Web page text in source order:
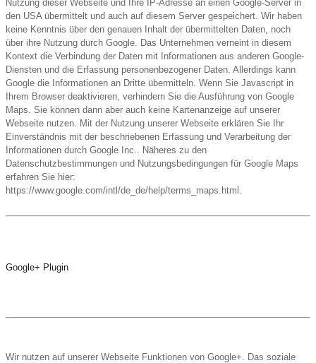
Nutzung dieser Webseite und Ihre IP-Adresse an einen Google-Server in
den USA übermittelt und auch auf diesem Server gespeichert. Wir haben
keine Kenntnis über den genauen Inhalt der übermittelten Daten, noch
über ihre Nutzung durch Google. Das Unternehmen verneint in diesem
Kontext die Verbindung der Daten mit Informationen aus anderen Google-
Diensten und die Erfassung personenbezogener Daten. Allerdings kann
Google die Informationen an Dritte übermitteln. Wenn Sie Javascript in
Ihrem Browser deaktivieren, verhindern Sie die Ausführung von Google
Maps. Sie können dann aber auch keine Kartenanzeige auf unserer
Webseite nutzen. Mit der Nutzung unserer Webseite erklären Sie Ihr
Einverständnis mit der beschriebenen Erfassung und Verarbeitung der
Informationen durch Google Inc.. Näheres zu den
Datenschutzbestimmungen und Nutzungsbedingungen für Google Maps
erfahren Sie hier:
https://www.google.com/intl/de_de/help/terms_maps.html.
Google+ Plugin
Wir nutzen auf unserer Webseite Funktionen von Google+. Das soziale